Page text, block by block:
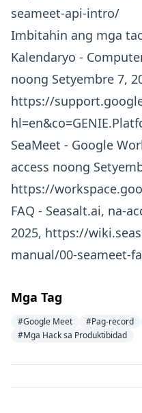
seameet-api-intro/
Imbitahin ang mga
Kalendaryo -
noong Setyembre 7,
https://
SeaMeet - Google
access noong
https://
FAQ - Seasalt.ai, na-
2025, https://
manual/00-seameet-
Mga Tag
#Google Meet #Pag-record
#Mga Hack sa Produktibidad